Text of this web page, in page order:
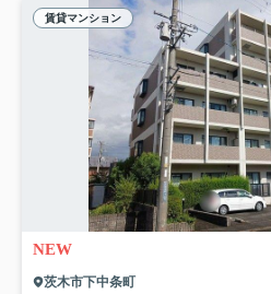
賃貸マンション
NEW
茨木市下中条町